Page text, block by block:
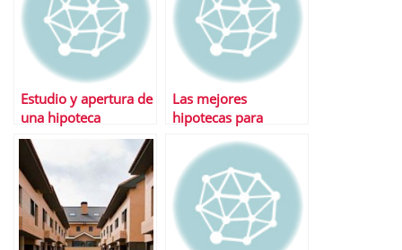
Estudio y apertura de
una hipoteca
Las mejores
hipotecas para